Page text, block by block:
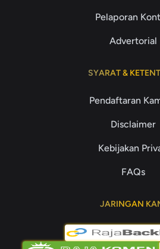
Pelaporan
Advertorial
SYARAT &
Pendaftaran
Disclaimer
Kebijakan
FAQs
JARINGAN